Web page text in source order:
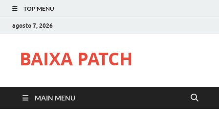
TOP MENU
agosto 7, 2026
BAIXA PATCH
MAIN MENU